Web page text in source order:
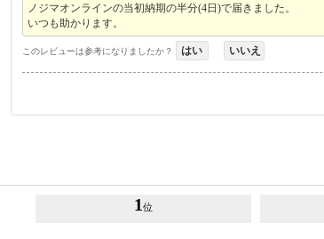
ノジマオンラインの当初納期の半分(4日)で届きました。
いつも助かります。
このレビューは参考になりましたか？ はい いいえ
1 位